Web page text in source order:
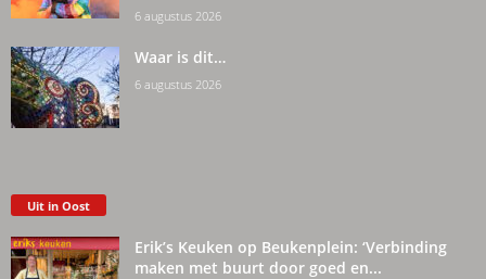
6 augustus 2026
Waar is dit…
6 augustus 2026
Uit in Oost
Erik’s Keuken op Beukenplein: ‘Verbinding
maken met buurt door goed en...